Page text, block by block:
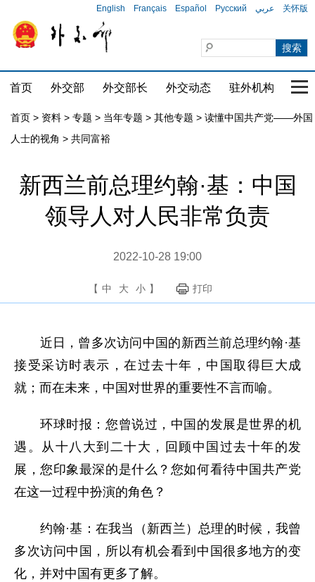
English Français Español Русский عربي 关怀版
首页 外交部 外交部长 外交动态 驻外机构 国
首页 > 资料 > 专题 > 当年专题 > 其他专题 > 读懂中国共产党——外国
人士的视角 > 共同富裕
新西兰前总理约翰·基：中国
领导人对人民非常负责
2022-10-28 19:00
【 中 大 小 】 打印
近日，曾多次访问中国的新西兰前总理约翰·基
接受采访时表示，在过去十年，中国取得巨大成
就；而在未来，中国对世界的重要性不言而喻。
环球时报：您曾说过，中国的发展是世界的机
遇。从十八大到二十大，回顾中国过去十年的发
展，您印象最深的是什么？您如何看待中国共产党
在这一过程中扮演的角色？
约翰·基：在我当（新西兰）总理的时候，我曾
多次访问中国，所以有机会看到中国很多地方的变
化，并对中国有更多了解。